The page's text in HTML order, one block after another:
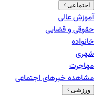
اجتماعی
آموزش عالی
حقوقی و قضایی
خانواده
شهری
مهاجرت
مشاهده خبرهایاجتماعی
ورزشی